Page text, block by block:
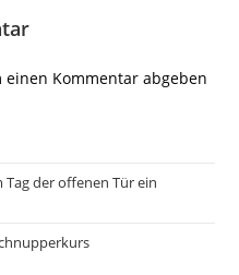
einen Kommentar abgeben
Tag der offenen Tür ein